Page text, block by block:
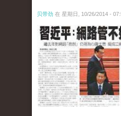
贝带劲 在 星期日, 10/26/2014 -
wen_tou_tu_.jpg